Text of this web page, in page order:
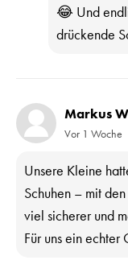
😂 Und
drückende
Markus
Vor 1 Woche
Unsere Kleine
Schuhen – mit
viel sicherer und
Für uns ein echter